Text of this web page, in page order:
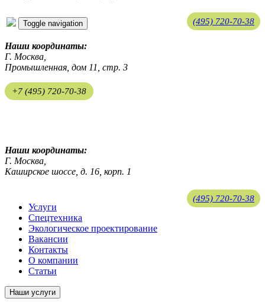
(495) 720-70-38
Toggle navigation
Наши координаты:
Г. Москва,
Промышленная, дом 11, стр. 3
+7 (495) 720-70-38
Наши координаты:
Г. Москва,
Каширское шоссе, д. 16, корп. 1
(495) 720-70-38
Услуги
Спецтехника
Экологическое проектирование
Вакансии
Контакты
О компании
Статьи
Наши услуги